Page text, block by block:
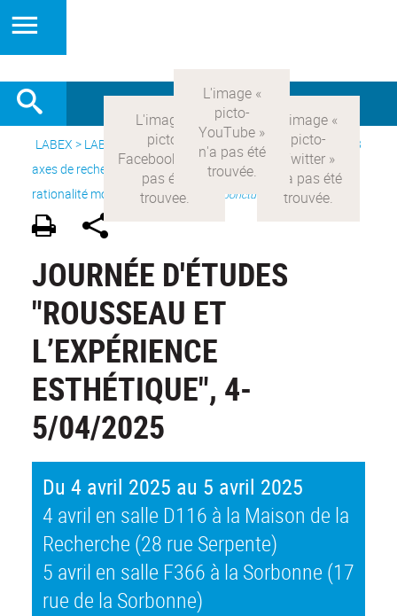
LABEX > LABEX COMOD> Version française > Recherche >
3
axes de recherche>Axe 1 : la constitution réelle de la
rationalité moderne et ses>Projets ponctuels
JOURNÉE D'ÉTUDES
"ROUSSEAU ET
L’EXPÉRIENCE
ESTHÉTIQUE", 4-
5/04/2025
Du 4 avril 2025 au 5 avril 2025
4 avril en salle D116 à la Maison de la
Recherche (28 rue Serpente)
5 avril en salle F366 à la Sorbonne (17
rue de la Sorbonne)